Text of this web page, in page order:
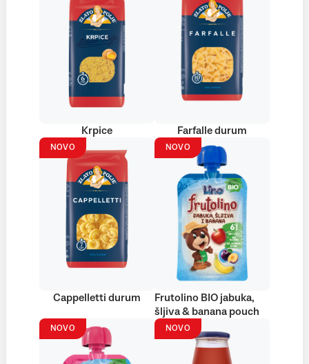
Krpice Farfalle durum
NOVO
Cappelletti durum
NOVO
Frutolino BIO jabuka,
šljiva & banana pouch
NOVO NOVO